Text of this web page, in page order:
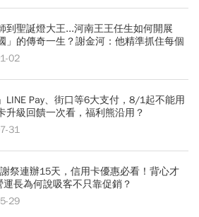
到聖誕燈大王...河南王王任生如何開展
」的傳奇一生？謝金河：他精準抓住每個
02
LINE Pay、街口等6大支付，8/1起不能用
升級回饋一次看，福利熊沿用？
31
謝祭連辦15天，信用卡優惠必看！背心才
長為何說吸客不只靠促銷？
29